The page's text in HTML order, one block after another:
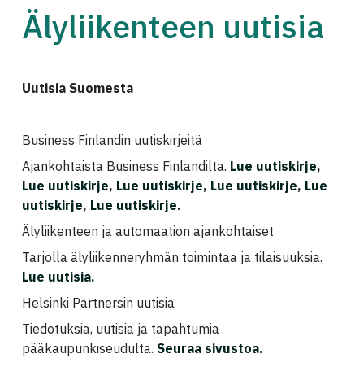
Älyliikenteen uutisia
Uutisia Suomesta
Business Finlandin uutiskirjeitä
Ajankohtaista Business Finlandilta. Lue uutiskirje,
Lue uutiskirje, Lue uutiskirje, Lue uutiskirje, Lue
uutiskirje, Lue uutiskirje.
Älyliikenteen ja automaation ajankohtaiset
Tarjolla älyliikenneryhmän toimintaa ja tilaisuuksia.
Lue uutisia.
Helsinki Partnersin uutisia
Tiedotuksia, uutisia ja tapahtumia
pääkaupunkiseudulta. Seuraa sivustoa.